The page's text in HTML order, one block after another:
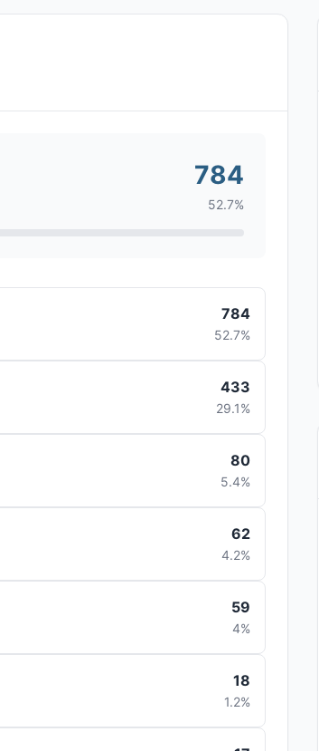
784
52.7%
784
52.7%
433
29.1%
80
5.4%
62
4.2%
59
4%
18
1.2%